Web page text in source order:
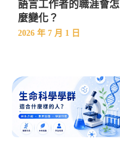
語言工作者的職涯會怎
麼變化？
2026 年 7 月 1 日